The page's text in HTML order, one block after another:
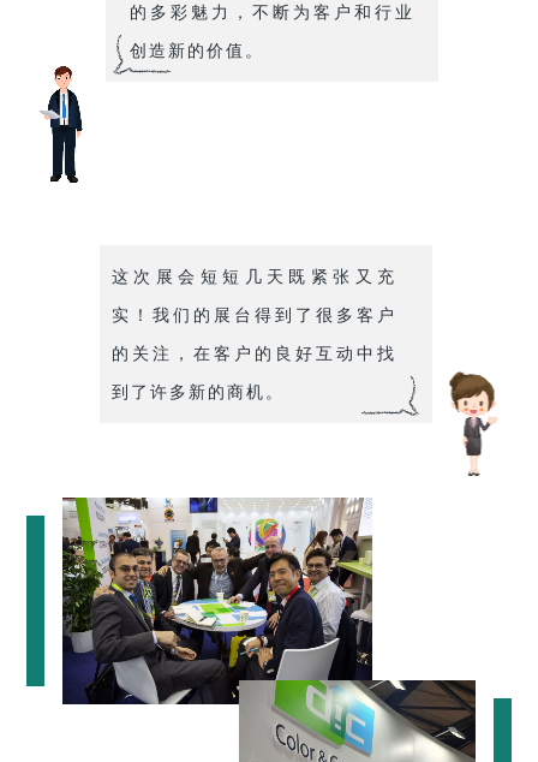
的多彩魅力，不断为客户和行业
创造新的价值。
这次展会短短几天既紧张又充
实！我们的展台得到了很多客户
的关注，在客户的良好互动中找
到了许多新的商机。